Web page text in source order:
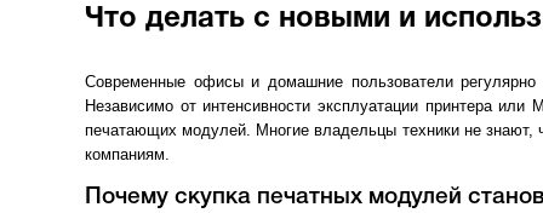
Что делать с новыми и
Современные офисы и домашние пользователи
Независимо от интенсивности эксплуатации принтера
печатающих модулей. Многие владельцы техники не знают,
компаниям.
Почему скупка печатных модулей